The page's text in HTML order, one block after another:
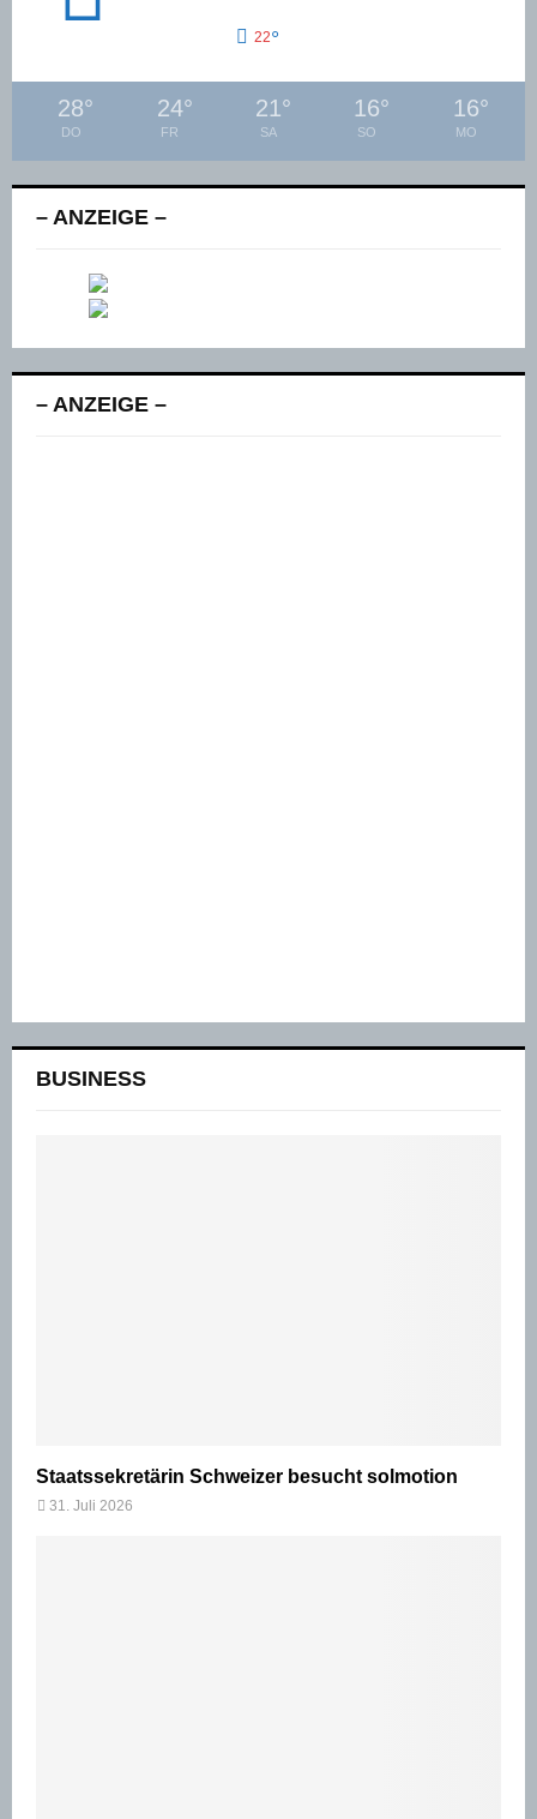
22°
28°
DO
24°
FR
21°
SA
16°
SO
16°
MO
– ANZEIGE –
– ANZEIGE –
BUSINESS
Staatssekretärin Schweizer besucht solmotion
31. Juli 2026